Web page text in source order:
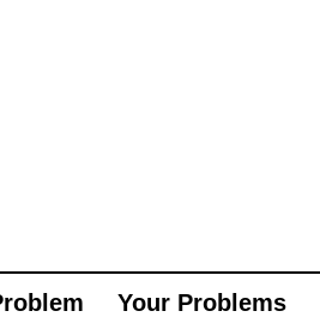
Your Problems